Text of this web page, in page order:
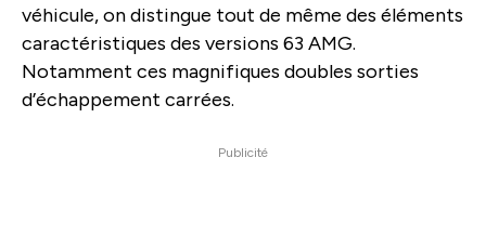
véhicule, on distingue tout de même des éléments
caractéristiques des versions 63 AMG.
Notamment ces magnifiques doubles sorties
d’échappement carrées.
Publicité